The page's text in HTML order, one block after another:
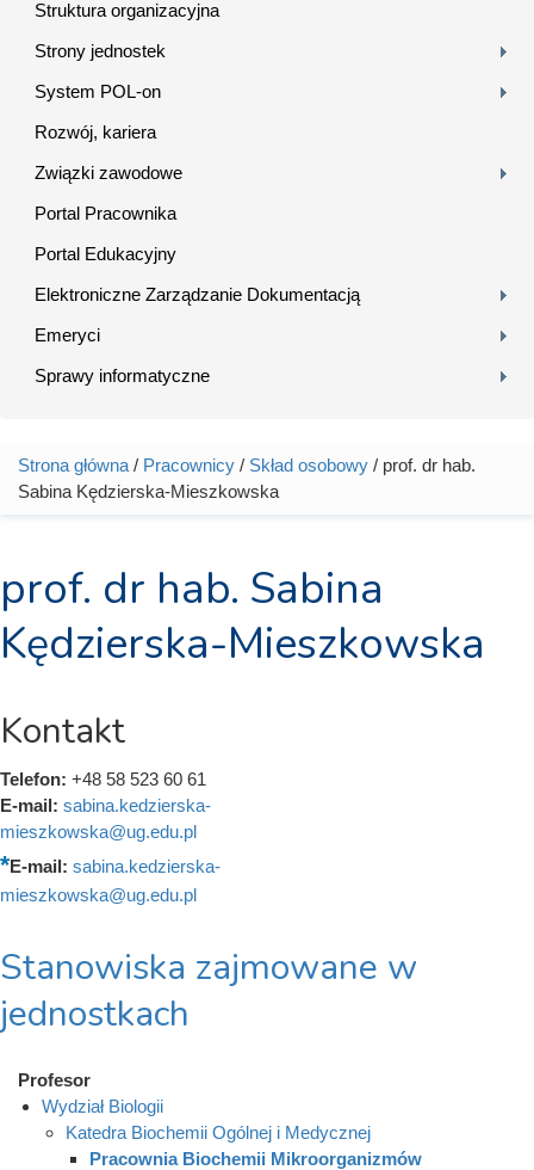
Struktura organizacyjna
Strony jednostek
System POL-on
Rozwój, kariera
Związki zawodowe
Portal Pracownika
Portal Edukacyjny
Elektroniczne Zarządzanie Dokumentacją
Emeryci
Sprawy informatyczne
Jesteś tutaj
Strona główna / Pracownicy / Skład osobowy / prof. dr hab.
Sabina Kędzierska-Mieszkowska
prof. dr hab. Sabina
Kędzierska-Mieszkowska
Kontakt
Telefon: +48 58 523 60 61
E-mail: sabina.kedzierska-
mieszkowska@ug.edu.pl
E-mail: sabina.kedzierska-
mieszkowska@ug.edu.pl
Stanowiska zajmowane w
jednostkach
Profesor
Wydział Biologii
Katedra Biochemii Ogólnej i Medycznej
Pracownia Biochemii Mikroorganizmów